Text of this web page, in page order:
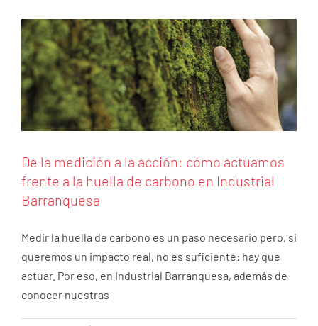
De la medición a la acción: cómo actuamos
frente a la huella de carbono en Industrial
Barranquesa
Medir la huella de carbono es un paso necesario pero, si
queremos un impacto real, no es suficiente: hay que
actuar. Por eso, en Industrial Barranquesa, además de
conocer nuestras